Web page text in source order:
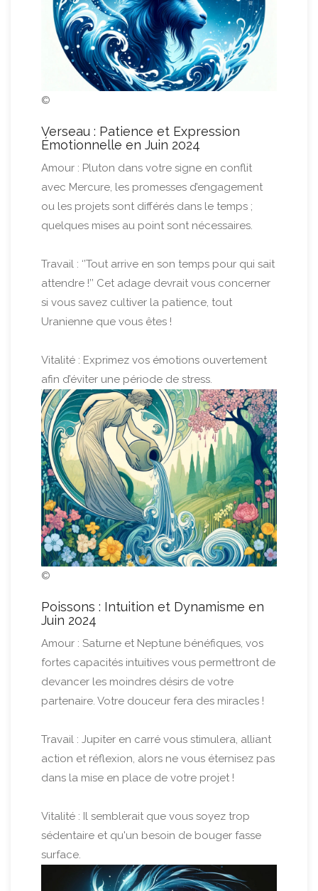
©
Verseau : Patience et Expression
Émotionnelle en Juin 2024
Amour : Pluton dans votre signe en conflit
avec Mercure, les promesses d’engagement
ou les projets sont différés dans le temps ;
quelques mises au point sont nécessaires.
Travail : ‘’Tout arrive en son temps pour qui sait
attendre !’’ Cet adage devrait vous concerner
si vous savez cultiver la patience, tout
Uranienne que vous êtes !
Vitalité : Exprimez vos émotions ouvertement
afin d’éviter une période de stress.
©
Poissons : Intuition et Dynamisme en
Juin 2024
Amour : Saturne et Neptune bénéfiques, vos
fortes capacités intuitives vous permettront de
devancer les moindres désirs de votre
partenaire. Votre douceur fera des miracles !
Travail : Jupiter en carré vous stimulera, alliant
action et réflexion, alors ne vous éternisez pas
dans la mise en place de votre projet !
Vitalité : Il semblerait que vous soyez trop
sédentaire et qu'un besoin de bouger fasse
surface.